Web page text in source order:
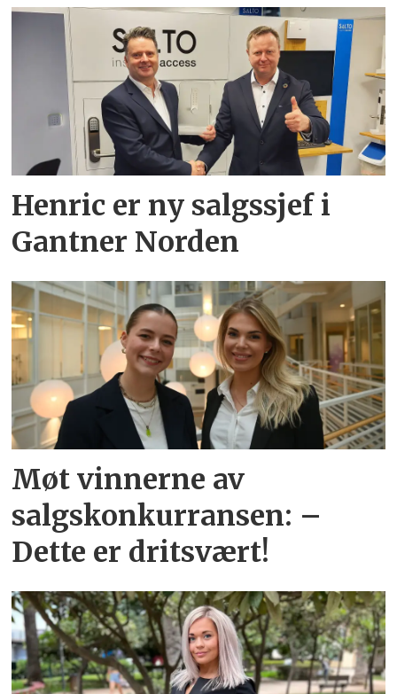
Henric er ny salgssjef i
Gantner Norden
Møt vinnerne av
salgskonkurransen: –
Dette er dritsvært!